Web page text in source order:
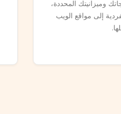
وميزانيتك المحددة،
إلى مواقع الويب